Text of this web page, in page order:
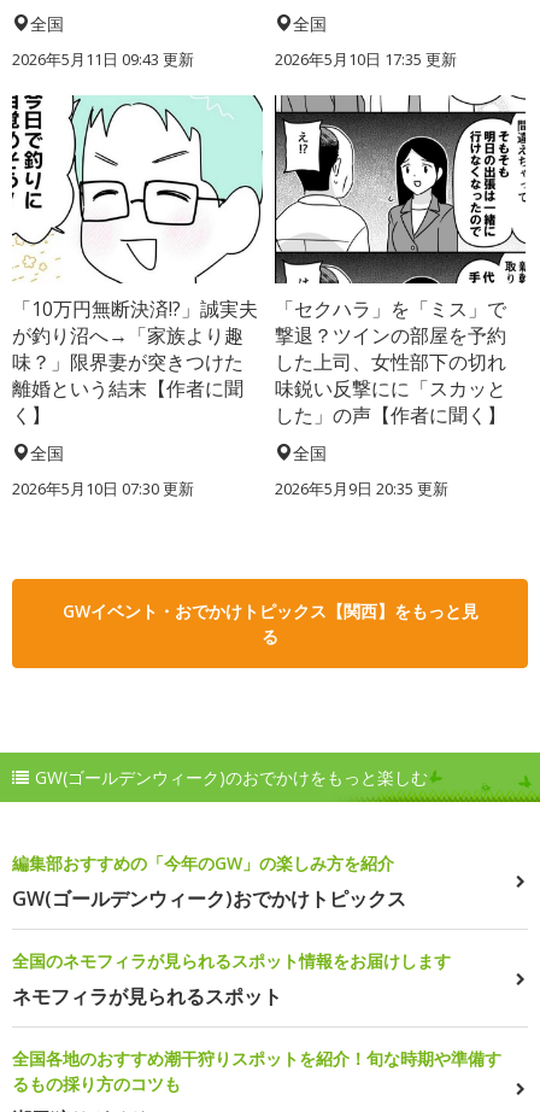
全国
2026年5月11日 09:43 更新
全国
2026年5月10日 17:35 更新
「10万円無断決済!?」誠実夫
が釣り沼へ→「家族より趣
味？」限界妻が突きつけた
離婚という結末【作者に聞
く】
全国
2026年5月10日 07:30 更新
「セクハラ」を「ミス」で
撃退？ツインの部屋を予約
した上司、女性部下の切れ
味鋭い反撃にに「スカッと
した」の声【作者に聞く】
全国
2026年5月9日 20:35 更新
GWイベント・おでかけトピックス【関西】をもっと見
る
GW(ゴールデンウィーク)のおでかけをもっと楽しむ
編集部おすすめの「今年のGW」の楽しみ方を紹介
GW(ゴールデンウィーク)おでかけトピックス
全国のネモフィラが見られるスポット情報をお届けします
ネモフィラが見られるスポット
全国各地のおすすめ潮干狩りスポットを紹介！旬な時期や準備す
るもの採り方のコツも